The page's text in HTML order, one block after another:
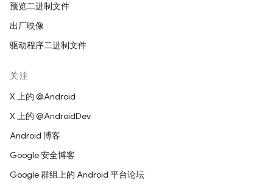
预览二进制文件
出厂映像
驱动程序二进制文件
关注
X 上的 @Android
X 上的 @AndroidDev
Android 博客
Google 安全博客
Google 群组上的 Android 平台论坛